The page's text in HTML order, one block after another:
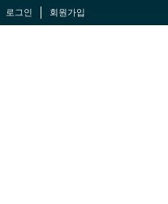
로그인 회원가입